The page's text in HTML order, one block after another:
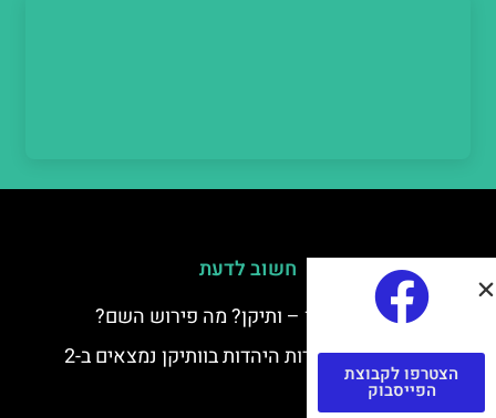
חשוב לדעת
למה קוראים לוותיקן – ותיקן? מה פירוש השם?
כתב יד ותיקן – אוצרות היהדות בוותיקן נמצאים ב-2
כתבי יד עתיקים
הצטרפו לקבוצת
הפייסבוק